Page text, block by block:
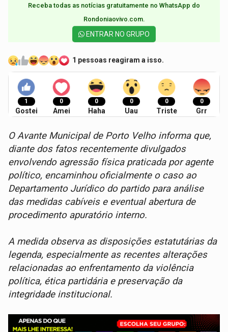
Receba todas as notícias gratuitamente no WhatsApp do
Rondoniaovivo.com.​
ENTRAR NO GRUPO
1 pessoas reagiram a isso.
1
Gostei
0
Amei
0
Haha
0
Uau
0
Triste
0
Grr
O Avante Municipal de Porto Velho informa que,
diante dos fatos recentemente divulgados
envolvendo agressão física praticada por agente
político, encaminhou oficialmente o caso ao
Departamento Jurídico do partido para análise
das medidas cabíveis e eventual abertura de
procedimento apuratório interno.
A medida observa as disposições estatutárias da
legenda, especialmente as recentes alterações
relacionadas ao enfrentamento da violência
política, ética partidária e preservação da
integridade institucional.